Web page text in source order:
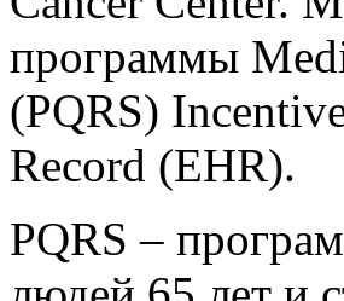
программы
(PQRS)
Record (EHR).
PQRS –